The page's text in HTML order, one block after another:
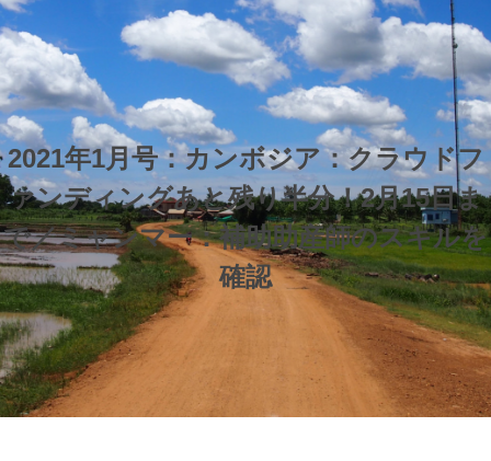
2021年1月号：カンボジア：クラウドフ
ァンディングあと残り半分！2月15日ま
で／ミャンマー：補助助産師のスキルを
確認